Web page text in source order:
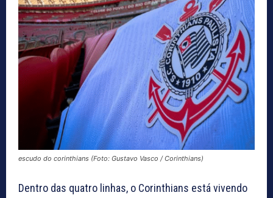
escudo do corinthians (Foto: Gustavo Vasco / Corinthians)
Dentro das quatro linhas, o Corinthians está vivendo